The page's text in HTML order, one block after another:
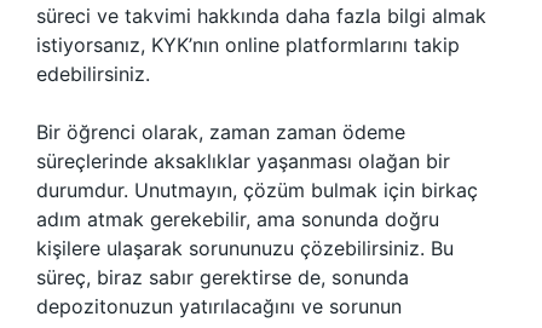
süreci ve takvimi hakkında daha fazla bilgi almak
istiyorsanız, KYK’nın online platformlarını takip
edebilirsiniz.
Bir öğrenci olarak, zaman zaman ödeme
süreçlerinde aksaklıklar yaşanması olağan bir
durumdur. Unutmayın, çözüm bulmak için birkaç
adım atmak gerekebilir, ama sonunda doğru
kişilere ulaşarak sorununuzu çözebilirsiniz. Bu
süreç, biraz sabır gerektirse de, sonunda
depozitonuzun yatırılacağını ve sorunun